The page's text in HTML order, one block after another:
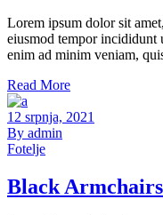
Lorem ipsum dolor sit
eiusmod tempor incididunt
enim ad minim veniam,
Read More
12 srpnja, 2021
By admin
Fotelje
Black